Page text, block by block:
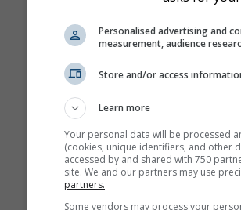
Personalised advertising and
measurement, audience
Store and/or access
Learn more
Your personal data will be processed
(cookies, unique identifiers, and other
accessed by and shared with 750
site. We and our partners may use
partners.
Some vendors may process your